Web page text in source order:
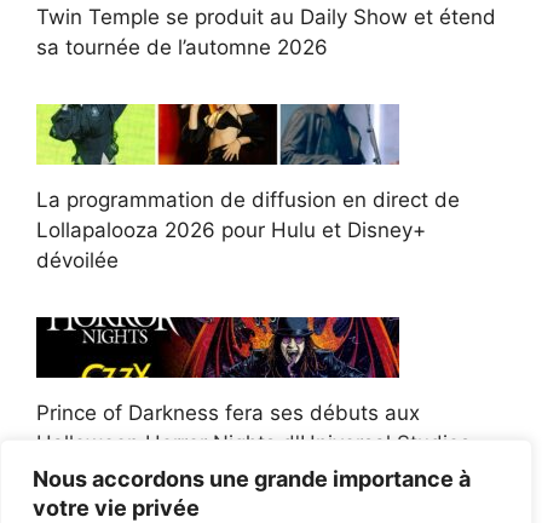
Nous accordons une grande importance à
votre vie privée
Twin Temple se produit au Daily Show et étend
sa tournée de l’automne 2026
La programmation de diffusion en direct de
Lollapalooza 2026 pour Hulu et Disney+
dévoilée
Prince of Darkness fera ses débuts aux
Halloween Horror Nights d'Universal Studios